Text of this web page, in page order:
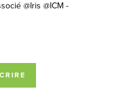
@Iris @ICM -